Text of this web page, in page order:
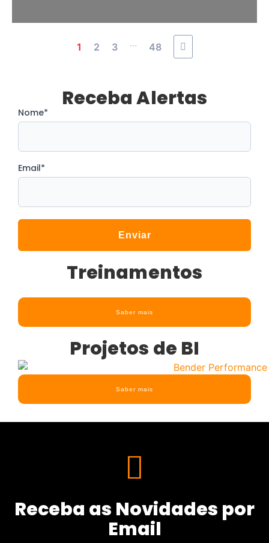
1 2 3 ... 48
Receba Alertas
Nome*
Email*
Enviar
Treinamentos
Saber mais
Projetos de BI
Saber mais
Receba as Novidades por
Email